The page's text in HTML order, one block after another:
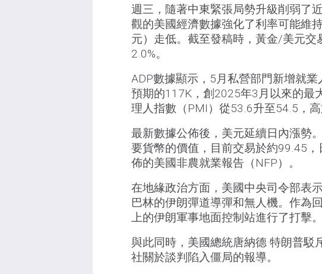
週三，隨著中東緊張局勢升級削弱了
觀的美國經濟數據強化了利率可能維
元）走低。截至發稿時，黃金/美元
2.0%。
ADP數據顯示，5月私營部門新增就
預期的117K，創2025年3月以來的最
理人指數（PMI）從53.6升至54.5，高
最新數據公佈後，美元延續日內漲勢
要貨幣的價值，目前交易於約99.45
佈的美國非農就業報告（NFP）。
在地緣政治方面，美國中央司令部表
巴林的伊朗彈道導彈和無人機。作為
上的伊朗軍事地面控制站進行了打擊。
與此同時，美國總統唐納德·特朗普
社關於談判陷入僵局的報導。